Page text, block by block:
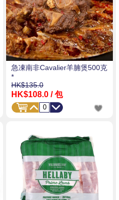
急凍南非Cavalier羊腩煲500克
*
HK$135.0
HK$108.0 / 包